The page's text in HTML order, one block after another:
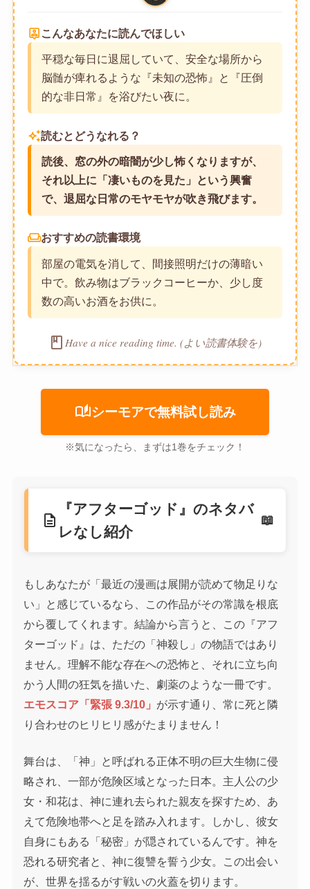
person_pin こんなあなたに読んでほしい
平穏な毎日に退屈していて、安全な場所から
脳髄が痺れるような『未知の恐怖』と『圧倒
的な非日常』を浴びたい夜に。
auto_awesome読むとどうなれる？
読後、窓の外の暗闇が少し怖くなりますが、
それ以上に「凄いものを見た」という興奮
で、退屈な日常のモヤモヤが吹き飛びます。
weekendおすすめの読書環境
部屋の電気を消して、間接照明だけの薄暗い
中で。飲み物はブラックコーヒーか、少し度
数の高いお酒をお供に。
book Have a nice reading time. (よい読書体験を)
auto_storiesシーモアで無料試し読み
※気になったら、まずは1巻をチェック！
description
『アフターゴッド』のネタバ
レなし紹介
もしあなたが「最近の漫画は展開が読めて物足りな
い」と感じているなら、この作品がその常識を根底
から覆してくれます。結論から言うと、この『アフ
ターゴッド』は、ただの「神殺し」の物語ではあり
ません。理解不能な存在への恐怖と、それに立ち向
かう人間の狂気を描いた、劇薬のような一冊です。
エモスコア「緊張 9.3/10」 が示す通り、常に死と隣
り合わせのヒリヒリ感がたまりません！
舞台は、「神」と呼ばれる正体不明の巨大生物に侵
略され、一部が危険区域となった日本。主人公の少
女・和花は、神に連れ去られた親友を探すため、あ
えて危険地帯へと足を踏み入れます。しかし、彼女
自身にもある「秘密」が隠されているんです。神を
恐れる研究者と、神に復讐を誓う少女。この出会い
が、世界を揺るがす戦いの火蓋を切ります。